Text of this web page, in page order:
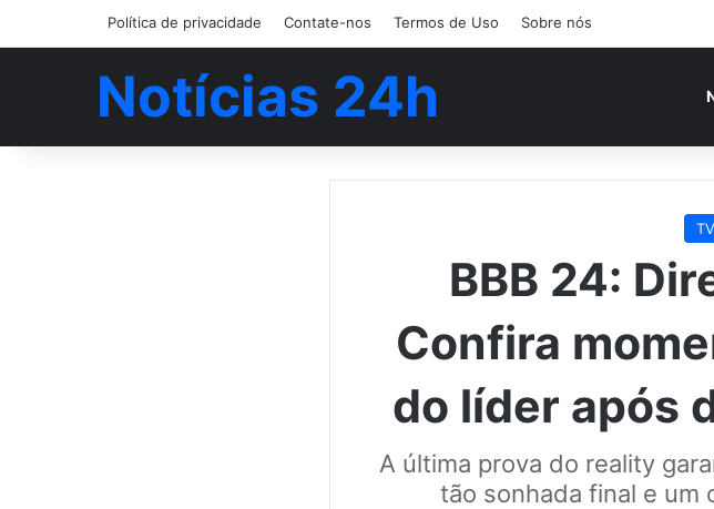
Política de privacidade Contate-nos Termos de Uso Sobre nós
Notícias 24h
BBB 24:
Confira
do líder após
A última prova do reality
tão sonhada final e um